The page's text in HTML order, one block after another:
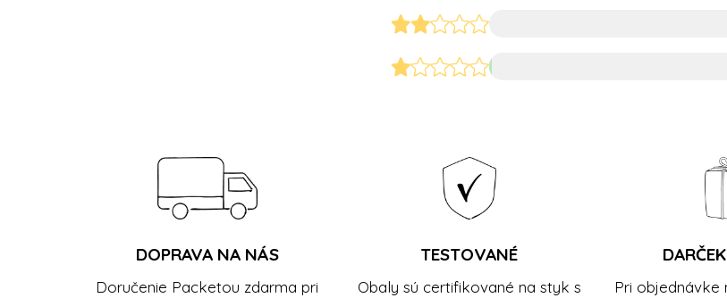
DOPRAVA NA NÁS
Doručenie Packetou zdarma pri
TESTOVANÉ
Obaly sú certifikované na styk s
Pri objednávke